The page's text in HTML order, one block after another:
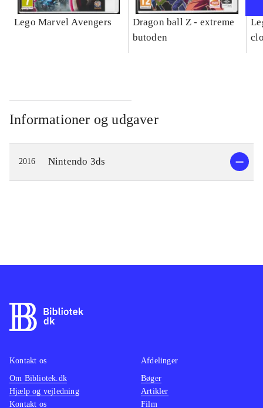
Lego Marvel Avengers
Dragon ball Z - extreme
butoden
Informationer og udgaver
2016 Nintendo 3ds
Kontakt os
Om Bibliotek.dk
Hjælp og vejledning
Kontakt os
Afdelinger
Bøger
Artikler
Film